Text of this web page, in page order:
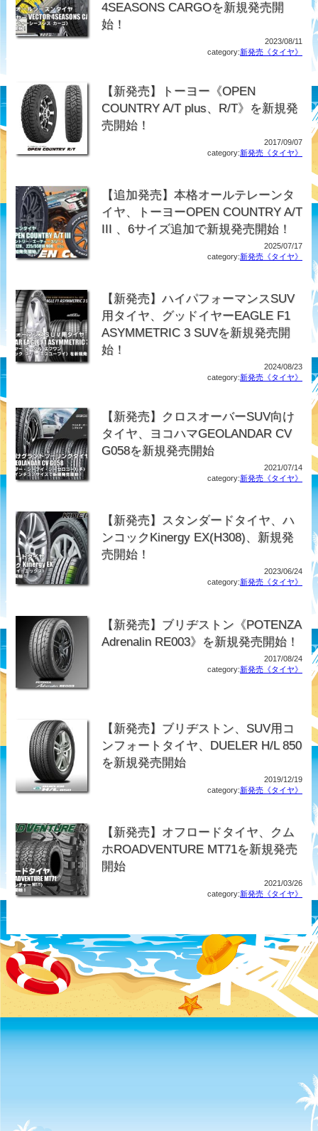
4SEASONS CARGOを新規発売開
始！
2023/08/11
category:新発売《タイヤ》
【新発売】トーヨー《OPEN
COUNTRY A/T plus、R/T》を新規発
売開始！
2017/09/07
category:新発売《タイヤ》
【追加発売】本格オールテレーンタ
イヤ、トーヨーOPEN COUNTRY A/T
III 、6サイズ追加で新規発売開始！
2025/07/17
category:新発売《タイヤ》
【新発売】ハイパフォーマンスSUV
用タイヤ、グッドイヤーEAGLE F1
ASYMMETRIC 3 SUVを新規発売開
始！
2024/08/23
category:新発売《タイヤ》
【新発売】クロスオーバーSUV向け
タイヤ、ヨコハマGEOLANDAR CV
G058を新規発売開始
2021/07/14
category:新発売《タイヤ》
【新発売】スタンダードタイヤ、ハ
ンコックKinergy EX(H308)、新規発
売開始！
2023/06/24
category:新発売《タイヤ》
【新発売】ブリヂストン《POTENZA
Adrenalin RE003》を新規発売開始！
2017/08/24
category:新発売《タイヤ》
【新発売】ブリヂストン、SUV用コ
ンフォートタイヤ、DUELER H/L 850
を新規発売開始
2019/12/19
category:新発売《タイヤ》
【新発売】オフロードタイヤ、クム
ホROADVENTURE MT71を新規発売
開始
2021/03/26
category:新発売《タイヤ》